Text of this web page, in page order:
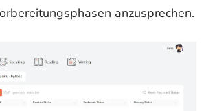
anzusprechen.